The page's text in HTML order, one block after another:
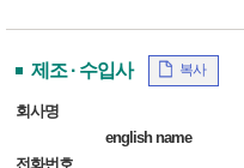
제조 · 수입사 복사
회사명
english name
전화번호